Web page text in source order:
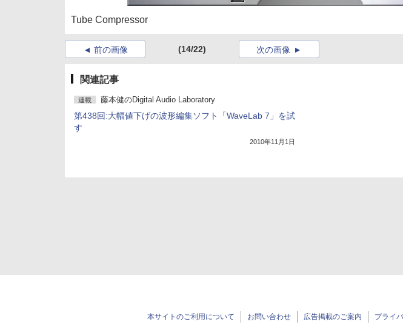
Tube Compressor
前の画像 (14/22) 次の画像
関連記事
連載 藤本健のDigital Audio Laboratory
第438回:大幅値下げの波形編集ソフト「WaveLab 7」を試
す
2010年11月1日
本サイトのご利用について お問い合わせ 広告掲載のご案内 プライ